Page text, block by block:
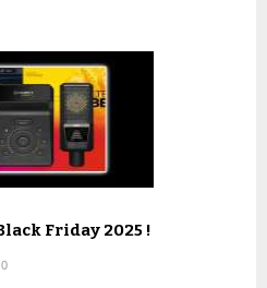
Friday 2025 !
0